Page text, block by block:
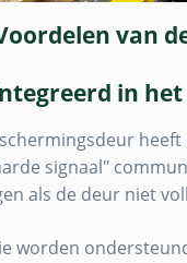
van
in
signaal"
als de deur niet
worden